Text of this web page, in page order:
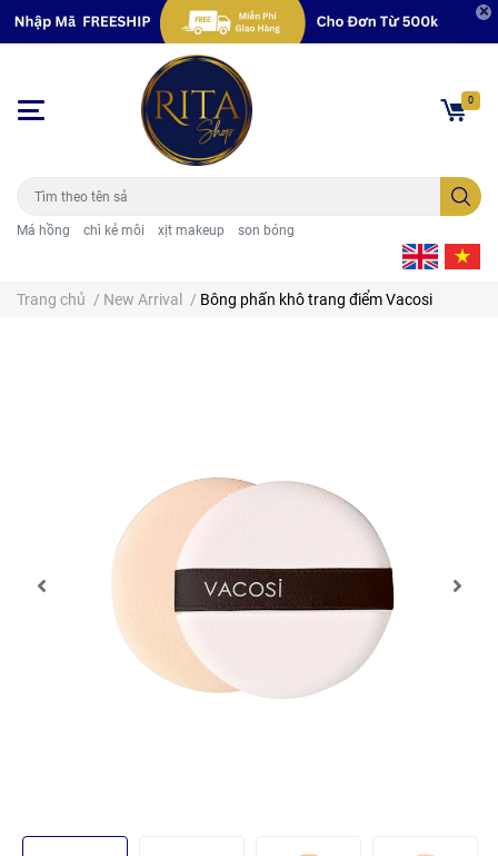
Má hồng chì kẻ môi xịt makeup son bóng
0
Trang chủ / New Arrival / Bông phấn khô trang điểm Vacosi